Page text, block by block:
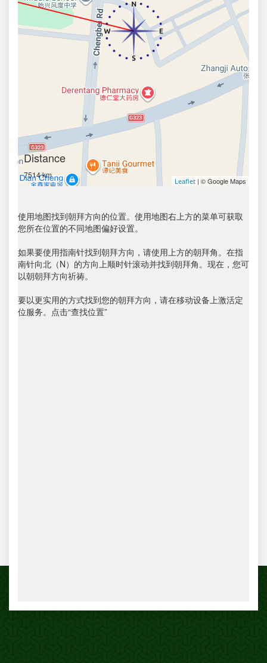
Distance
7514 km
Leaflet | © Google Maps
使用地图找到朝拜方向的位置。使用地图右上方的菜单可获取
您所在位置的不同地图偏好设置。
如果要使用指南针找到朝拜方向，请使用上方的朝拜角。在指
南针向北（N）的方向上顺时针滚动并找到朝拜角。现在，您可
以朝朝拜方向祈祷。
要以更实用的方式找到您的朝拜方向，请在移动设备上激活定
位服务。点击“查找位置”